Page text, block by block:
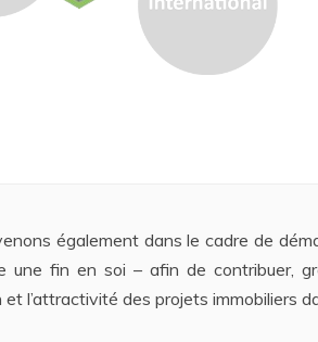
également dans le cadre de
une fin en soi – afin de contribuer,
l’attractivité des projets immobiliers